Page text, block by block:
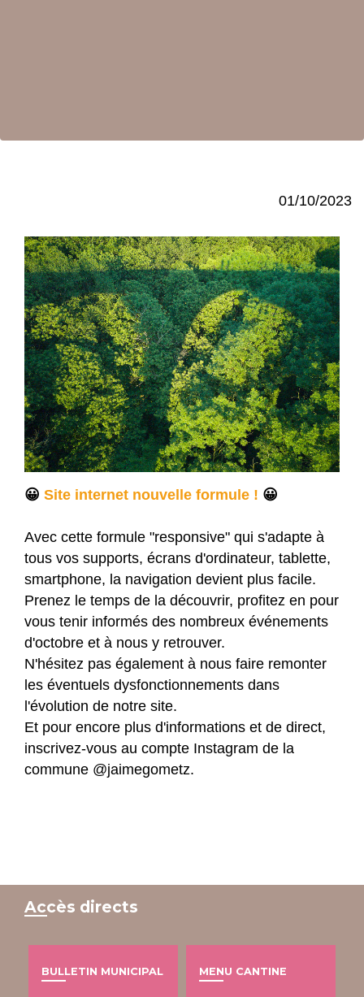
01/10/2023
😀 Site internet nouvelle formule ! 😀
Avec cette formule "responsive" qui s'adapte à
tous vos supports, écrans d'ordinateur, tablette,
smartphone, la navigation devient plus facile.
Prenez le temps de la découvrir, profitez en pour
vous tenir informés des nombreux événements
d'octobre et à nous y retrouver.
N'hésitez pas également à nous faire remonter
les éventuels dysfonctionnements dans
l'évolution de notre site.
Et pour encore plus d'informations et de direct,
inscrivez-vous au compte Instagram de la
commune @jaimegometz.
Accès directs
BULLETIN MUNICIPAL MENU CANTINE